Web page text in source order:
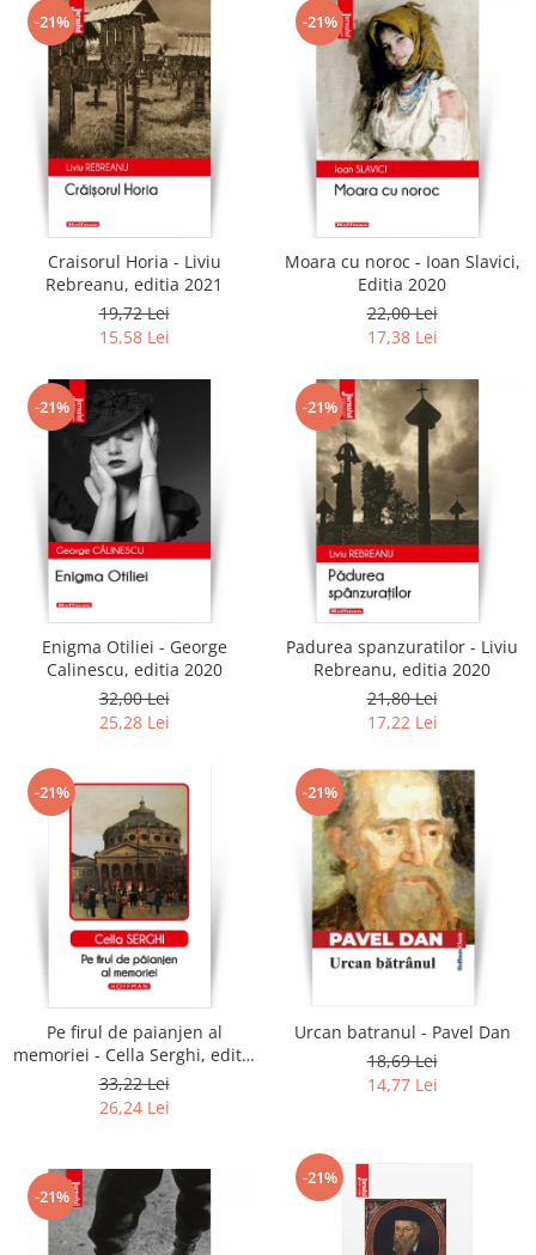
-21%
Craisorul Horia - Liviu
Rebreanu, editia 2021
19,72 Lei
15,58 Lei
-21%
Moara cu noroc - Ioan Slavici,
Editia 2020
22,00 Lei
17,38 Lei
-21%
Enigma Otiliei - George
Calinescu, editia 2020
32,00 Lei
25,28 Lei
-21%
Padurea spanzuratilor - Liviu
Rebreanu, editia 2020
21,80 Lei
17,22 Lei
-21%
Pe firul de paianjen al
memoriei - Cella Serghi, editia
2020
33,22 Lei
26,24 Lei
-21%
Urcan batranul - Pavel Dan
18,69 Lei
14,77 Lei
-21%
-21%